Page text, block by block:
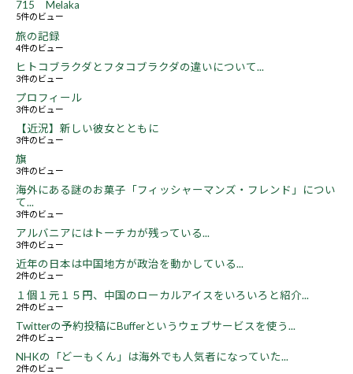
715 Melaka
5件のビュー
旅の記録
4件のビュー
ヒトコブラクダとフタコブラクダの違いについて...
3件のビュー
プロフィール
3件のビュー
【近況】新しい彼女とともに
3件のビュー
旗
3件のビュー
海外にある謎のお菓子「フィッシャーマンズ・フレンド」につい
て...
3件のビュー
アルバニアにはトーチカが残っている...
3件のビュー
近年の日本は中国地方が政治を動かしている...
2件のビュー
１個１元１５円、中国のローカルアイスをいろいろと紹介...
2件のビュー
Twitterの予約投稿にBufferというウェブサービスを使う...
2件のビュー
NHKの「どーもくん」は海外でも人気者になっていた...
2件のビュー